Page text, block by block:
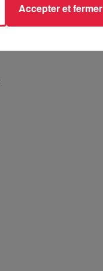
Accepter et fermer